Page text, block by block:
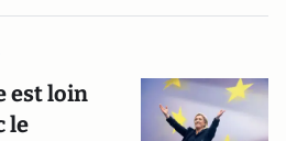
est loin
le